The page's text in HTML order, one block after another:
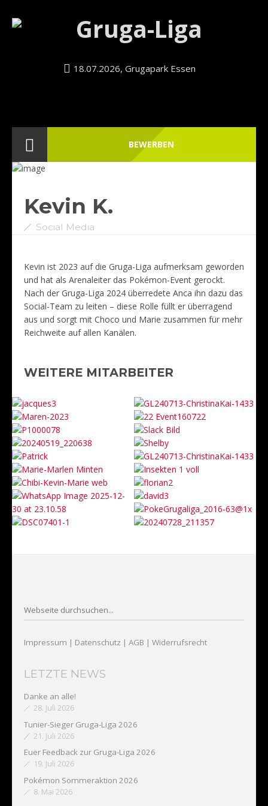
18.07.2026, Grugapark Essen
BEWERBEN
Kevin K.
Social Media
Kevin ist 2023 auf die Gruga-Liga aufmerksam geworden
und hat als Arenaleiter das Pokémon-Event gerockt.
Nach der Gruga-Liga 2024 überredete Anca ihn dazu das
Social-Team zu leiten – diese Rolle füllt er überragend
aus und sorgt mit Choco und Marie zusammen für mehr
Reichweite auf allen Kanälen.
WEITERE MITARBEITER
Impressum | Datenschutz | AGB | Widerrufsrecht
LETZTE NEWS
Danke an alle!
28. Juli 2026
Tunier-Sieger Gruga-Liga 2026
21. Juli 2026
Euer Feedback zur Gruga-Liga 2026
19. Juli 2026
Pokémon Sommeraktion 2026
8. Mai 2026